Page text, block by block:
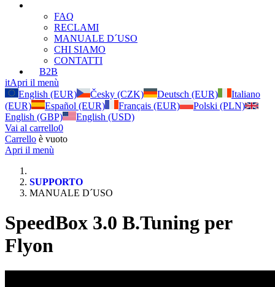
FAQ
RECLAMI
MANUALE D´USO
CHI SIAMO
CONTATTI
B2B
itApri il menù
English (EUR)
Česky (CZK) Deutsch (EUR)
Italiano
(EUR)
Español (EUR) Français (EUR)
Polski (PLN)
English (GBP)
English (USD)
Vai al carrello0
Carrello è vuoto
Apri il menù
SUPPORTO
MANUALE D´USO
SpeedBox 3.0 B.Tuning per
Flyon